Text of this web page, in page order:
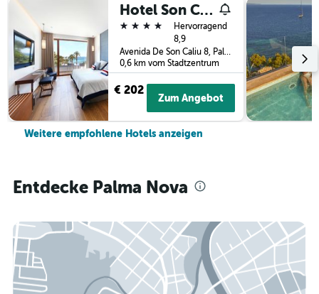
Hotel Son Caliu Spa Oasis
4 Sterne
Hervorragend
8,9
Avenida De Son Caliu 8, Palma Nova, Mallorca, Spanien
0,6 km vom Stadtzentrum
€ 202
Zum Angebot
Weitere empfohlene Hotels anzeigen
Entdecke Palma Nova